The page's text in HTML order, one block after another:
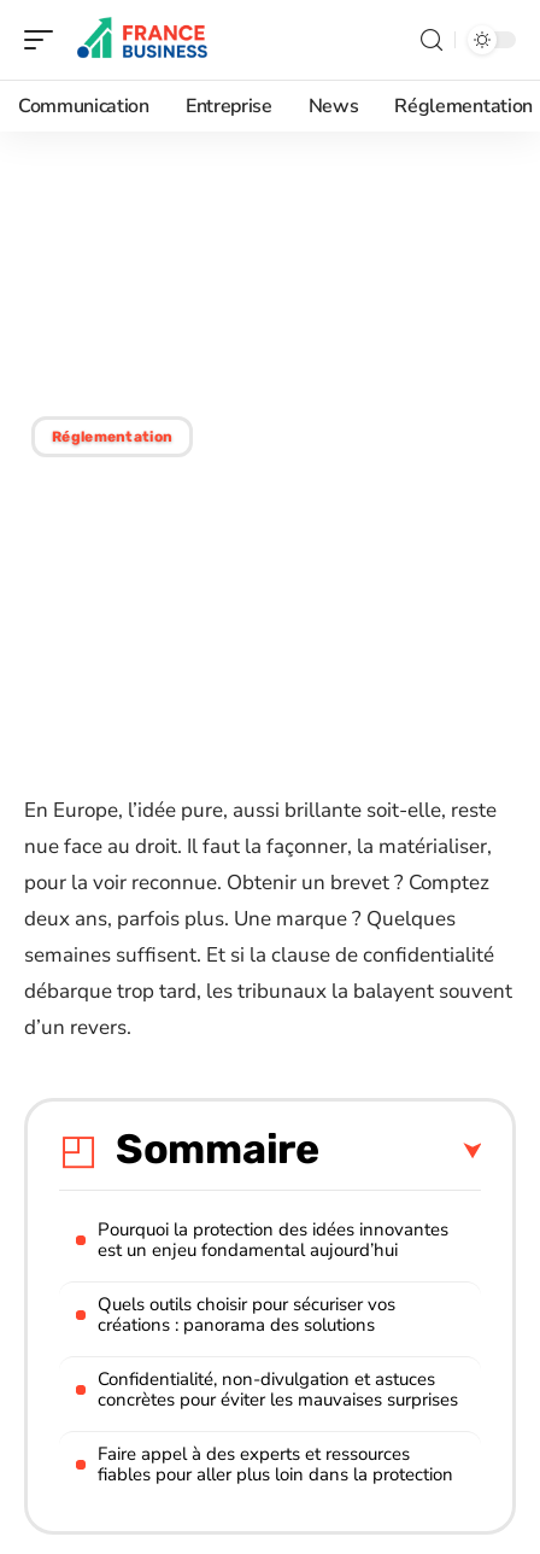
Communication Entreprise News Réglementation
Réglementation
En Europe, l’idée pure, aussi brillante soit-elle, reste
nue face au droit. Il faut la façonner, la matérialiser,
pour la voir reconnue. Obtenir un brevet ? Comptez
deux ans, parfois plus. Une marque ? Quelques
semaines suffisent. Et si la clause de confidentialité
débarque trop tard, les tribunaux la balayent souvent
d’un revers.
Sommaire
Pourquoi la protection des idées innovantes
est un enjeu fondamental aujourd’hui
Quels outils choisir pour sécuriser vos
créations : panorama des solutions
Confidentialité, non-divulgation et astuces
concrètes pour éviter les mauvaises surprises
Faire appel à des experts et ressources
fiables pour aller plus loin dans la protection